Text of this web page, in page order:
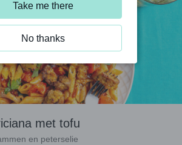
met tofu
en peterselie
Take me there
No thanks